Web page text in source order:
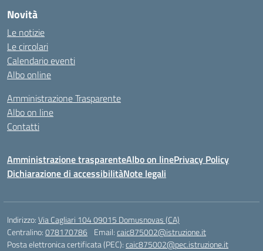
Novità
Le notizie
Le circolari
Calendario eventi
Albo online
Amministrazione Trasparente
Albo on line
Contatti
Amministrazione trasparenteAlbo on linePrivacy Policy
Dichiarazione di accessibilitàNote legali
Indirizzo:Via Cagliari 104 09015 Domusnovas (CA)
Centralino:078170786 Email:caic875002@istruzione.it
Posta elettronica certificata (PEC):caic875002@pec.istruzione.it